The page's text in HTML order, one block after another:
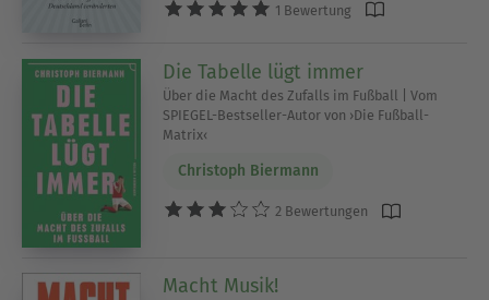
1 Bewertung
Die Tabelle lügt immer
Über die Macht des Zufalls im Fußball | Vom
SPIEGEL-Bestseller-Autor von ›Die Fußball-
Matrix‹
Christoph Biermann
2 Bewertungen
Macht Musik!